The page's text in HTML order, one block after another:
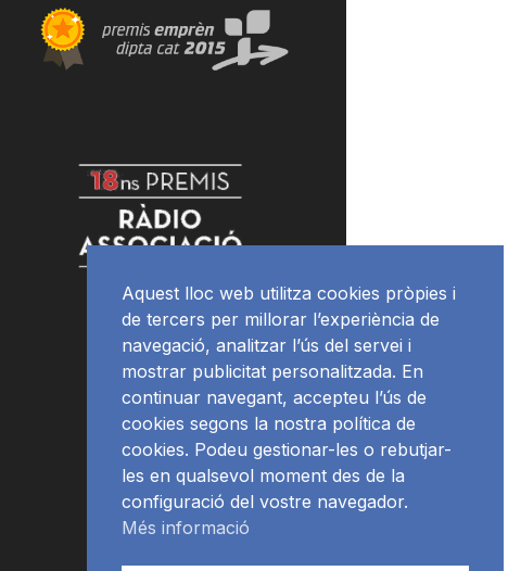
Aquest lloc web utilitza cookies pròpies i
de tercers per millorar l’experiència de
navegació, analitzar l’ús del servei i
mostrar publicitat personalitzada. En
continuar navegant, accepteu l’ús de
cookies segons la nostra política de
cookies. Podeu gestionar-les o rebutjar-
les en qualsevol moment des de la
configuració del vostre navegador.
Més informació